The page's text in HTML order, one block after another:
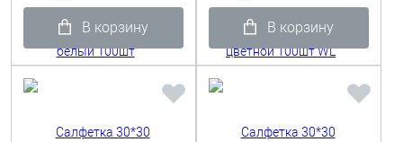
В корзину В корзину